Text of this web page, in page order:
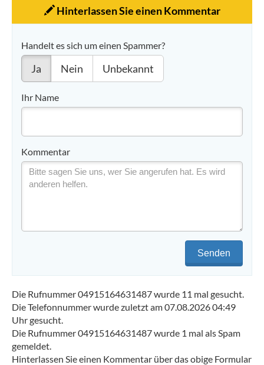
Hinterlassen Sie einen Kommentar
Handelt es sich um einen Spammer?
Ja Nein Unbekannt
Ihr Name
Kommentar
Senden
Die Rufnummer 04915164631487 wurde 11 mal gesucht.
Die Telefonnummer wurde zuletzt am 07.08.2026 04:49
Uhr gesucht.
Die Rufnummer 04915164631487 wurde 1 mal als Spam
gemeldet.
Hinterlassen Sie einen Kommentar über das obige Formular